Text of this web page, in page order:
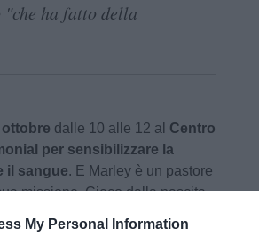
My Personal Information
ha fatto della
ottobre dalle 10 alle 12 al Centro
per sensibilizzare la
il sangue. E Marley è un pastore
missione. Cieco dalla nascita
stato abbandonato è stato
coppia toscana che l’ha